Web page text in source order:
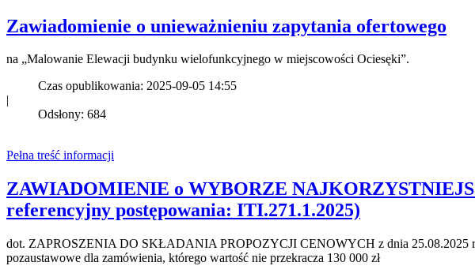
Zawiadomienie o unieważnieniu zapytania ofertowego
na „Malowanie Elewacji budynku wielofunkcyjnego w miejscowości Ociesęki”.
Czas opublikowania: 2025-09-05 14:55
|
Odsłony: 684
Pełna treść informacji
ZAWIADOMIENIE o WYBORZE
referencyjny postępowania: ITI.271.1.2025)
dot. ZAPROSZENIA DO SKŁADANIA PROPOZYCJI CENOWYCH z dnia 25.08.2025
pozaustawowe dla zamówienia, którego wartość nie przekracza 130 000 zł